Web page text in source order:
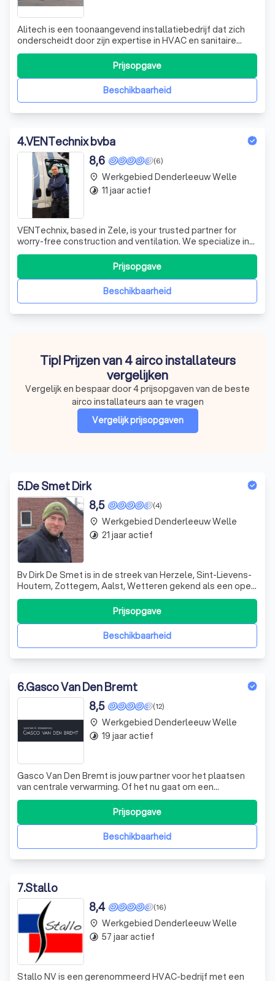
Alitech is een toonaangevend installatiebedrijf dat zich
onderscheidt door zijn expertise in HVAC en sanitaire
technieken. Als familiebedrijf zijn we begonnen, maar door
onze toewijding en vakmanschap zijn we uitgegroeid tot
een gerespecteerde speler in de sector. Met meer dan 25
Beschikbaarheid
Prijsopgave
4.VENTechnix bvba
(6)
8,6
VENTechnix, based in Zele, is your trusted partner for
worry-free construction and ventilation. We specialize in
the comprehensive installation of your ventilation system,
starting with a detailed discussion about your project and
your specific needs. We then provide you with a
transparent, no-obligBeschikbaarheid
Prijsopgave
place Werkgebied Denderleeuw Welle
timelapse 11 jaar actief
Tip! Prijzen van 4 airco installateurs
vergelijken
Vergelijk en bespaar door 4 prijsopgaven van de beste
airco installateurs aan te vragen
Vergelijk prijsopgaven
5.De Smet Dirk
(4)
8,5
Bv Dirk De Smet is in de streek van Herzele, Sint-Lievens-
Houtem, Zottegem, Aalst, Wetteren gekend als een open
bedrijf waar de klanten op een eerlijke en correcte wijze
de nodige informatie ontvangen aangaande de gevraagde
installatiewerken. Uitvoering van de werken verloopt
steeds volgens de voorBeschikbaarheid
Prijsopgave
place Werkgebied Denderleeuw Welle
timelapse 21 jaar actief
6.Gasco Van Den Bremt
(12)
8,5
Gasco Van Den Bremt is jouw partner voor het plaatsen
van centrale verwarming. Of het nu gaat om een
verbouwing of nieuwbouw, op ons kan je rekenen. Wij
overleggen samen met jou het aantal radiatoren, welke
capaciteit en waar deze dienen te komen. Ook bespreken
we het type verwarmingsketel die het b
Beschikbaarheid
Prijsopgave
place Werkgebied Denderleeuw Welle
timelapse 19 jaar actief
7.Stallo
(16)
8,4
Stallo NV is een gerenommeerd HVAC-bedrijf met een
place Werkgebied Denderleeuw Welle
timelapse 57 jaar actief